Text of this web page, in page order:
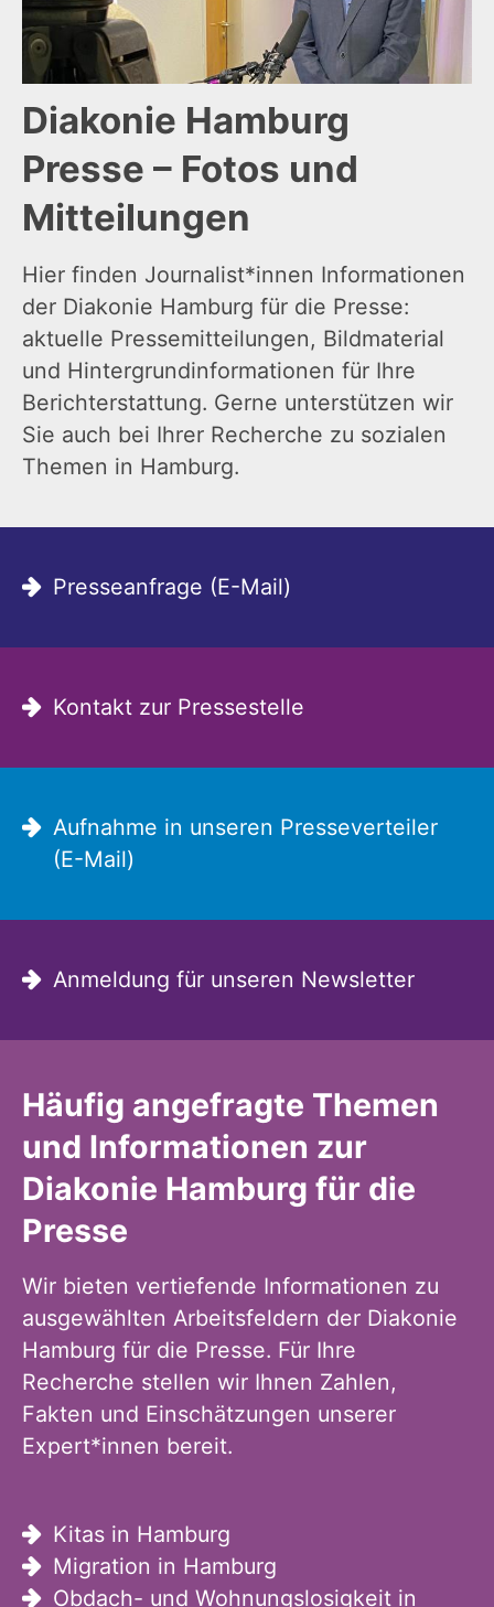
Diakonie Hamburg
Presse – Fotos und
Mitteilungen
Hier finden Journalist*innen Informationen
der Diakonie Hamburg für die Presse:
aktuelle Pressemitteilungen, Bildmaterial
und Hintergrundinformationen für Ihre
Berichterstattung. Gerne unterstützen wir
Sie auch bei Ihrer Recherche zu sozialen
Themen in Hamburg.
Häufig angefragte Themen
und Informationen zur
Diakonie Hamburg für die
Presse
Wir bieten vertiefende Informationen zu
ausgewählten Arbeitsfeldern der Diakonie
Hamburg für die Presse. Für Ihre
Recherche stellen wir Ihnen Zahlen,
Fakten und Einschätzungen unserer
Expert*innen bereit.
Kitas in Hamburg
Migration in Hamburg
Obdach- und Wohnungslosigkeit in
Presseanfrage (E-Mail)
Kontakt zur Pressestelle
Aufnahme in unseren Presseverteiler
(E-Mail)
Anmeldung für unseren Newsletter